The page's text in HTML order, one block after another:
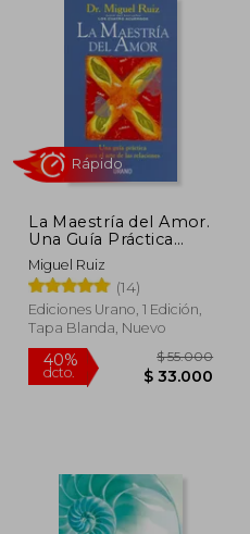
10%
dcto.
La Maestría del Amor.
Una Guía Práctica
Para el Arte de las
Relaciones
Miguel Ruiz
(14)
Ediciones Urano, 1 Edición,
Tapa Blanda, Nuevo
Rápido